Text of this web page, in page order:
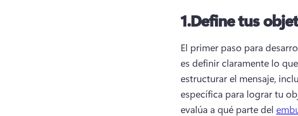
1.Define tus
El primer paso para
es definir claramente lo
estructurar el mensaje,
específica para lograr tu
evalúa a qué parte del